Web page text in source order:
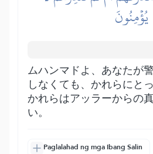
يُؤۡمِنُونَ
ムハンマドよ、あなたが
しなくても、かれらにと
かれらはアッラーからの
い。
Paglalahad ng mga Ibang Salin